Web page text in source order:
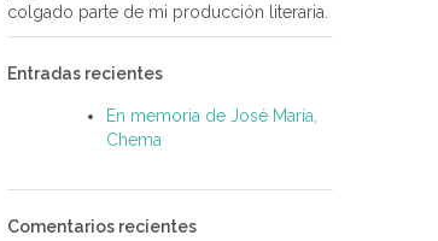
colgado parte de mi producción literaria.
Entradas recientes
En memoria de José María,
Chema
Comentarios recientes